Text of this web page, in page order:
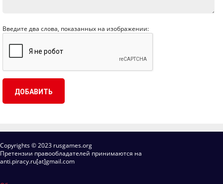
Введите два слова, показанных на изображении:
Copyrights © 2023 rusgames.org
Претензии правообладателей принимаются на
anti.piracy.ru[at]gmail.com